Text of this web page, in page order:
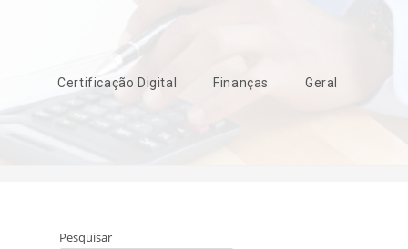
Certificação Digital Finanças Geral
Pesquisar